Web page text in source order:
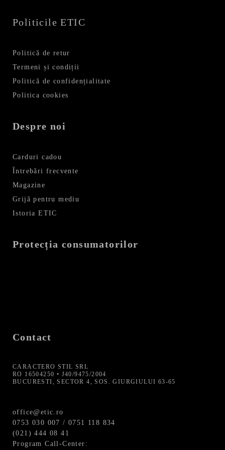
Politicile ETIC
Politică de retur
Termeni și condiții
Politică de confidențialitate
Politica cookies
Despre noi
Carduri cadou
Întrebări frecvente
Magazine
Grijă pentru mediu
Istoria ETIC
Protecția consumatorilor
Contact
CARACTERO STIL SRL
RO 16504250 • J40/9475/2004
BUCURESTI, SECTOR 4, SOS. GIURGIULUI 63-65
office@etic.ro
0753 030 007 / 0751 118 834
(021) 444 08 41
Program Call-Center: